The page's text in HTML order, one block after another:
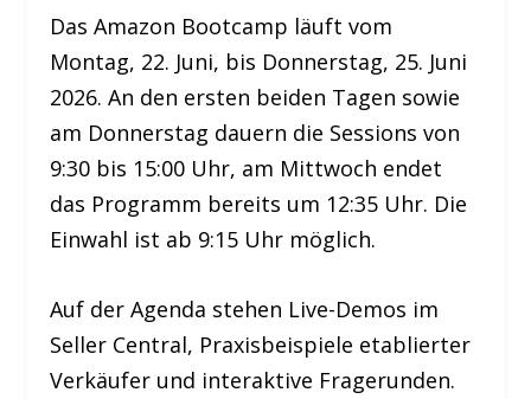
Das Amazon Bootcamp läuft vom
Montag, 22. Juni, bis Donnerstag, 25. Juni
2026. An den ersten beiden Tagen sowie
am Donnerstag dauern die Sessions von
9:30 bis 15:00 Uhr, am Mittwoch endet
das Programm bereits um 12:35 Uhr. Die
Einwahl ist ab 9:15 Uhr möglich.
Auf der Agenda stehen Live-Demos im
Seller Central, Praxisbeispiele etablierter
Verkäufer und interaktive Fragerunden.